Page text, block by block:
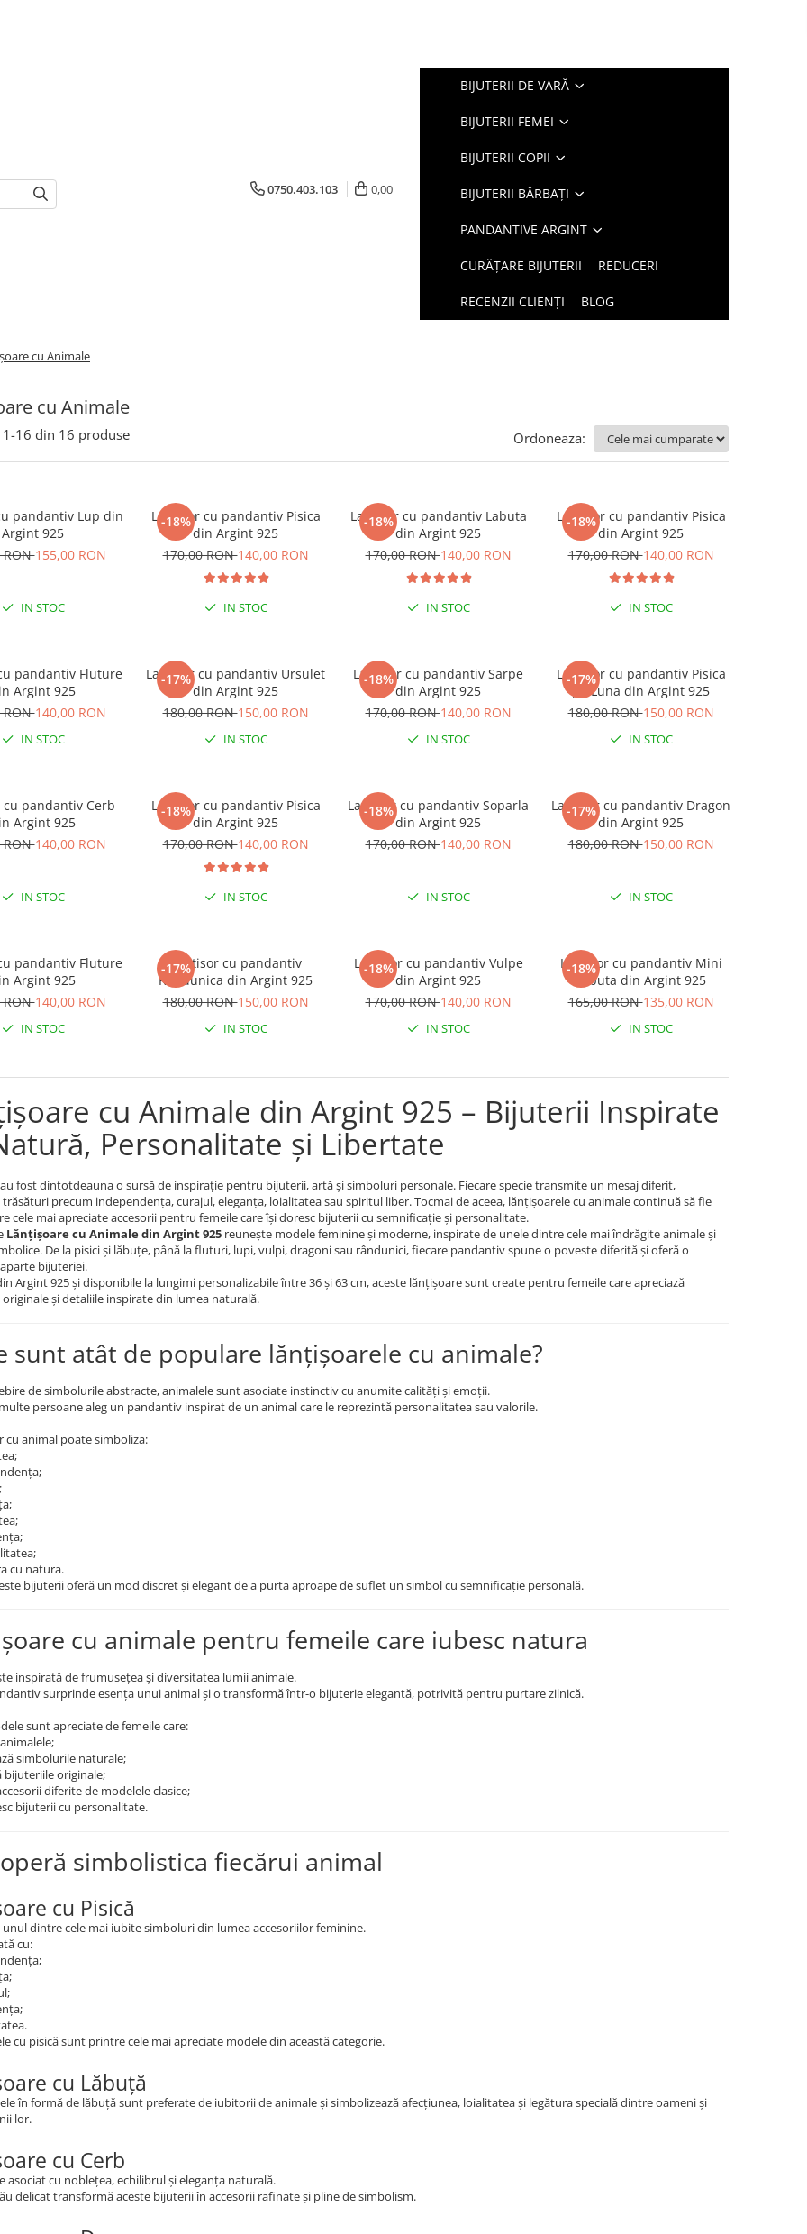
0750.403.103 0,00
BIJUTERII DE VARĂ
BIJUTERII FEMEI
BIJUTERII COPII
BIJUTERII BĂRBAȚI
PANDANTIVE ARGINT
CURĂȚARE BIJUTERII REDUCERI
RECENZII CLIENȚI BLOG
cu Animale
cu Animale
1-16 din 16 produse Ordoneaza:
pandantiv Lup din
Argint 925
RON155,00 RON
IN STOC
-18%
Lantisor cu pandantiv Pisica
din Argint 925
170,00 RON140,00 RON
IN STOC
-18%
Lantisor cu pandantiv Labuta
din Argint 925
170,00 RON140,00 RON
IN STOC
-18%
Lantisor cu pandantiv Pisica
din Argint 925
170,00 RON140,00 RON
IN STOC
pandantiv Fluture
Argint 925
RON140,00 RON
IN STOC
-17%
Lantisor cu pandantiv Ursulet
din Argint 925
180,00 RON150,00 RON
IN STOC
-18%
Lantisor cu pandantiv Sarpe
din Argint 925
170,00 RON140,00 RON
IN STOC
-17%
Lantisor cu pandantiv Pisica
pe Luna din Argint 925
180,00 RON150,00 RON
IN STOC
cu pandantiv Cerb
Argint 925
RON140,00 RON
IN STOC
-18%
Lantisor cu pandantiv Pisica
din Argint 925
170,00 RON140,00 RON
IN STOC
-18%
Lantisor cu pandantiv Soparla
din Argint 925
170,00 RON140,00 RON
IN STOC
-17%
Lantisor cu pandantiv Dragon
din Argint 925
180,00 RON150,00 RON
IN STOC
pandantiv Fluture
Argint 925
RON140,00 RON
IN STOC
-17%
Lantisor cu pandantiv
Randunica din Argint 925
180,00 RON150,00 RON
IN STOC
-18%
Lantisor cu pandantiv Vulpe
din Argint 925
170,00 RON140,00 RON
IN STOC
-18%
Lantisor cu pandantiv Mini
Labuta din Argint 925
165,00 RON135,00 RON
IN STOC
cu Animale din Argint 925 – Bijuterii Inspirate
Personalitate și Libertate
fost dintotdeauna o sursă de inspirație pentru bijuterii, artă și simboluri personale. Fiecare specie transmite un mesaj diferit,
precum independența, curajul, eleganța, loialitatea sau spiritul liber. Tocmai de aceea, lănțișoarele cu animale continuă să fie
cele mai apreciate accesorii pentru femeile care își doresc bijuterii cu semnificație și personalitate.
Lănțișoare cu Animale din Argint 925 reunește modele feminine și moderne, inspirate de unele dintre cele mai îndrăgite animale și
De la pisici și lăbuțe, până la fluturi, lupi, vulpi, dragoni sau rândunici, fiecare pandantiv spune o poveste diferită și oferă o
bijuteriei.
Argint 925 și disponibile la lungimi personalizabile între 36 și 63 cm, aceste lănțișoare sunt create pentru femeile care apreciază
originale și detaliile inspirate din lumea naturală.
sunt atât de populare lănțișoarele cu animale?
de simbolurile abstracte, animalele sunt asociate instinctiv cu anumite calități și emoții.
persoane aleg un pandantiv inspirat de un animal care le reprezintă personalitatea sau valorile.
cu animal poate simboliza:
cu natura.
bijuterii oferă un mod discret și elegant de a purta aproape de suflet un simbol cu semnificație personală.
cu animale pentru femeile care iubesc natura
inspirată de frumusețea și diversitatea lumii animale.
surprinde esența unui animal și o transformă într-o bijuterie elegantă, potrivită pentru purtare zilnică.
sunt apreciate de femeile care:
simbolurile naturale;
bijuteriile originale;
diferite de modelele clasice;
bijuterii cu personalitate.
simbolistica fiecărui animal
cu Pisică
unul dintre cele mai iubite simboluri din lumea accesoriilor feminine.
cu:
cu pisică sunt printre cele mai apreciate modele din această categorie.
cu Lăbuță
în formă de lăbuță sunt preferate de iubitorii de animale și simbolizează afecțiunea, loialitatea și legătura specială dintre oameni și
lor.
cu Cerb
asociat cu noblețea, echilibrul și eleganța naturală.
delicat transformă aceste bijuterii în accesorii rafinate și pline de simbolism.